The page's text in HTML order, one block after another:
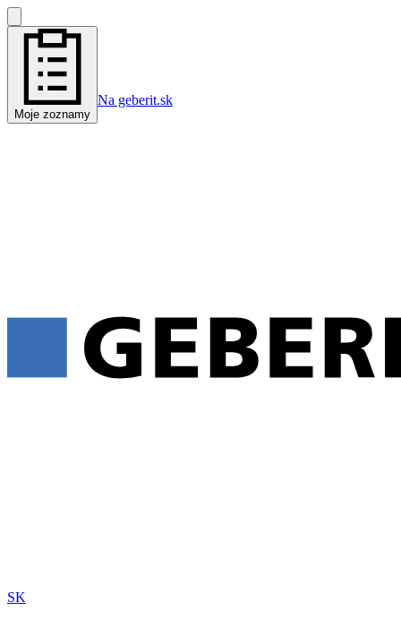
Moje zoznamy
Na geberit.sk
SK